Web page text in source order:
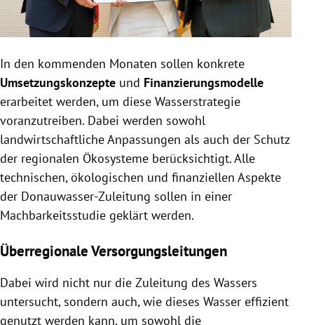
In den kommenden Monaten sollen konkrete
Umsetzungskonzepte und Finanzierungsmodelle
erarbeitet werden, um diese Wasserstrategie
voranzutreiben. Dabei werden sowohl
landwirtschaftliche Anpassungen als auch der Schutz
der regionalen Ökosysteme berücksichtigt. Alle
technischen, ökologischen und finanziellen Aspekte
der Donauwasser-Zuleitung sollen in einer
Machbarkeitsstudie geklärt werden.
Überregionale Versorgungsleitungen
Dabei wird nicht nur die Zuleitung des Wassers
untersucht, sondern auch, wie dieses Wasser effizient
genutzt werden kann, um sowohl die